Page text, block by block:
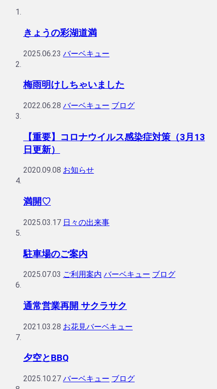
きょうの彩湖道満
2025.06.23 バーベキュー
梅雨明けしちゃいました
2022.06.28 バーベキュー ブログ
【重要】コロナウイルス感染症対策（3月13
日更新）
2020.09.08 お知らせ
満開♡
2025.03.17 日々の出来事
駐車場のご案内
2025.07.03 ご利用案内 バーベキュー ブログ
通常営業再開 サクラサク
2021.03.28 お花見バーベキュー
夕空とBBQ
2025.10.27 バーベキュー ブログ